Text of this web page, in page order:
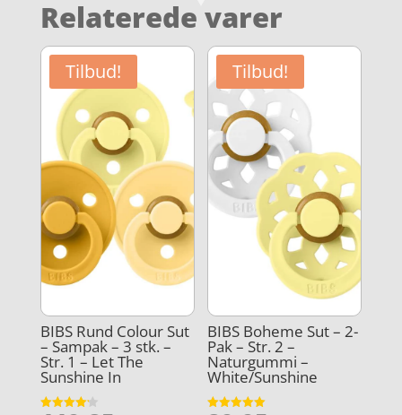
Relaterede varer
Tilbud!
BIBS Rund Colour Sut
– Sampak – 3 stk. –
Str. 1 – Let The
Sunshine In
Tilbud!
BIBS Boheme Sut – 2-
Pak – Str. 2 –
Naturgummi –
White/Sunshine